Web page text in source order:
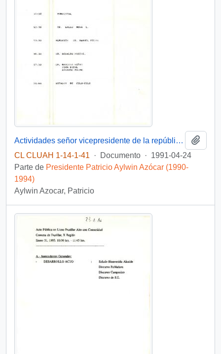
Actividades señor vicepresidente de la república día miércoles 24 de abril 1991
CL CLUAH 1-14-1-41
· Documento · 1991-04-24
Parte de Presidente Patricio Aylwin Azócar (1990-
1994)
Aylwin Azocar, Patricio